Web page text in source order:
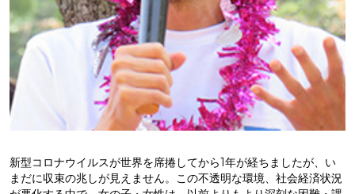
新型コロナウイルスが世界を席捲してから1年が経ちましたが、い
まだに収束の兆しが見えません。この不透明な環境、社会経済状況